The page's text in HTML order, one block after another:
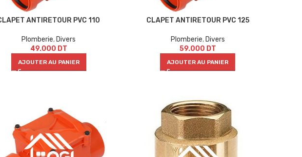
ANTIRETOUR PVC 110
Plomberie, Divers
49.000 DT
AJOUTER AU PANIER
CLAPET ANTIRETOUR PVC 125
Plomberie, Divers
59.000 DT
AJOUTER AU PANIER